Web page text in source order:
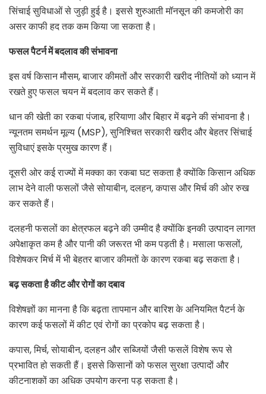
सिंचाई सुविधाओं से जुड़ी हुई है। इससे शुरुआती मॉनसून की कमजोरी का
असर काफी हद तक कम किया जा सकता है।
फसल पैटर्न में बदलाव की संभावना
इस वर्ष किसान मौसम, बाजार कीमतों और सरकारी खरीद नीतियों को ध्यान में
रखते हुए फसल चयन में बदलाव कर सकते हैं।
धान की खेती का रकबा पंजाब, हरियाणा और बिहार में बढ़ने की संभावना है।
न्यूनतम समर्थन मूल्य (MSP), सुनिश्चित सरकारी खरीद और बेहतर सिंचाई
सुविधाएं इसके प्रमुख कारण हैं।
दूसरी ओर कई राज्यों में मक्का का रकबा घट सकता है क्योंकि किसान अधिक
लाभ देने वाली फसलों जैसे सोयाबीन, दलहन, कपास और मिर्च की ओर रुख
कर सकते हैं।
दलहनी फसलों का क्षेत्रफल बढ़ने की उम्मीद है क्योंकि इनकी उत्पादन लागत
अपेक्षाकृत कम है और पानी की जरूरत भी कम पड़ती है। मसाला फसलों,
विशेषकर मिर्च में भी बेहतर बाजार कीमतों के कारण रकबा बढ़ सकता है।
बढ़ सकता है कीट और रोगों का दबाव
विशेषज्ञों का मानना है कि बढ़ता तापमान और बारिश के अनियमित पैटर्न के
कारण कई फसलों में कीट एवं रोगों का प्रकोप बढ़ सकता है।
कपास, मिर्च, सोयाबीन, दलहन और सब्जियों जैसी फसलें विशेष रूप से
प्रभावित हो सकती हैं। इससे किसानों को फसल सुरक्षा उत्पादों और
कीटनाशकों का अधिक उपयोग करना पड़ सकता है।